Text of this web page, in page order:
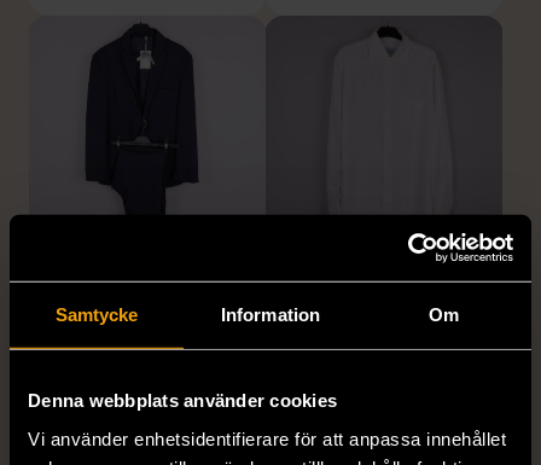
Samtycke Information Om
Denna webbplats använder cookies
Vi använder enhetsidentifierare för att anpassa innehållet
By TeeShoppen 2-delar
mörkblå kostym
399 kr
Hilditch & Key linneskjorta
med bröstficka
399 kr